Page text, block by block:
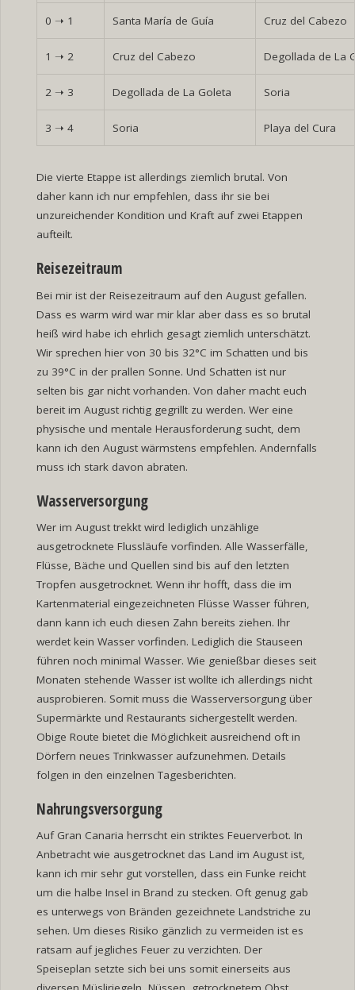
0 ➝ 1 Santa María de Guía Cruz del Cabezo
1 ➝ 2 Cruz del Cabezo Degollada de La
2 ➝ 3 Degollada de La Goleta Soria
3 ➝ 4 Soria Playa del Cura
Die vierte Etappe ist allerdings ziemlich brutal. Von
daher kann ich nur empfehlen, dass ihr sie bei
unzureichender Kondition und Kraft auf zwei Etappen
aufteilt.
Reisezeitraum
Bei mir ist der Reisezeitraum auf den August gefallen.
Dass es warm wird war mir klar aber dass es so brutal
heiß wird habe ich ehrlich gesagt ziemlich unterschätzt.
Wir sprechen hier von 30 bis 32°C im Schatten und bis
zu 39°C in der prallen Sonne. Und Schatten ist nur
selten bis gar nicht vorhanden. Von daher macht euch
bereit im August richtig gegrillt zu werden. Wer eine
physische und mentale Herausforderung sucht, dem
kann ich den August wärmstens empfehlen. Andernfalls
muss ich stark davon abraten.
Wasserversorgung
Wer im August trekkt wird lediglich unzählige
ausgetrocknete Flussläufe vorfinden. Alle Wasserfälle,
Flüsse, Bäche und Quellen sind bis auf den letzten
Tropfen ausgetrocknet. Wenn ihr hofft, dass die im
Kartenmaterial eingezeichneten Flüsse Wasser führen,
dann kann ich euch diesen Zahn bereits ziehen. Ihr
werdet kein Wasser vorfinden. Lediglich die Stauseen
führen noch minimal Wasser. Wie genießbar dieses seit
Monaten stehende Wasser ist wollte ich allerdings nicht
ausprobieren. Somit muss die Wasserversorgung über
Supermärkte und Restaurants sichergestellt werden.
Obige Route bietet die Möglichkeit ausreichend oft in
Dörfern neues Trinkwasser aufzunehmen. Details
folgen in den einzelnen Tagesberichten.
Nahrungsversorgung
Auf Gran Canaria herrscht ein striktes Feuerverbot. In
Anbetracht wie ausgetrocknet das Land im August ist,
kann ich mir sehr gut vorstellen, dass ein Funke reicht
um die halbe Insel in Brand zu stecken. Oft genug gab
es unterwegs von Bränden gezeichnete Landstriche zu
sehen. Um dieses Risiko gänzlich zu vermeiden ist es
ratsam auf jegliches Feuer zu verzichten. Der
Speiseplan setzte sich bei uns somit einerseits aus